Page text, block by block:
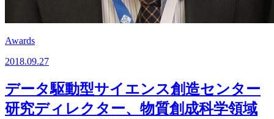
Awards
2018.09.27
データ駆動型サイエンス創造センター
研究ディレクター、物質創成科学領域